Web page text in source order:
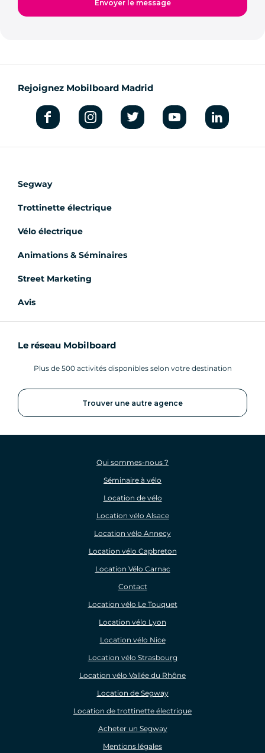
Rejoignez Mobilboard Madrid
Segway
Trottinette électrique
Vélo électrique
Animations & Séminaires
Street Marketing
Avis
Le réseau Mobilboard
Plus de 500 activités disponibles selon votre destination
Trouver une autre agence
Qui sommes-nous ?
Séminaire à vélo
Location de vélo
Location vélo Alsace
Location vélo Annecy
Location vélo Capbreton
Location Vélo Carnac
Contact
Location vélo Le Touquet
Location vélo Lyon
Location vélo Nice
Location vélo Strasbourg
Location vélo Vallée du Rhône
Location de Segway
Location de trottinette électrique
Acheter un Segway
Mentions légales